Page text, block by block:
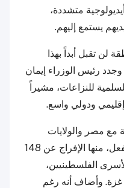
متشددة،
يستمع إليهم.
تقبل أبداً بهذا
رئيس الوزراء إيمان
للنزاعات، مشيراً
ودولي واسع.
مصر والولايات
المتحدة، حققت نتائج ملموسة بالفعل، منها الإفراج عن 148
الفلسطينيين،
غزة. وأضاف أنه رغم